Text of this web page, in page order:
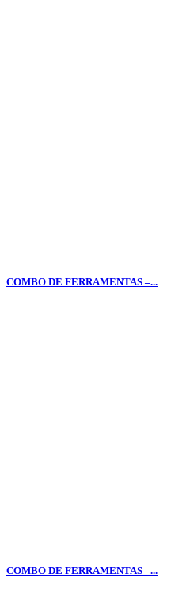
COMBO DE FERRAMENTAS –...
COMBO DE FERRAMENTAS –...